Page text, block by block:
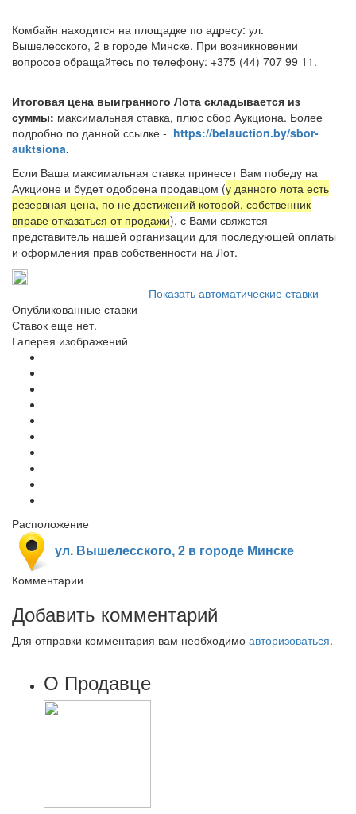
Комбайн находится на площадке по адресу: ул.
Вышелесского, 2 в городе Минске. При возникновении
вопросов обращайтесь по телефону: +375 (44) 707 99 11.
Итоговая цена выигранного Лота складывается из
суммы: максимальная ставка, плюс сбор Аукциона. Более
подробно по данной ссылке - https://belauction.by/sbor-
auktsiona.
Если Ваша максимальная ставка принесет Вам победу на
Аукционе и будет одобрена продавцом (у данного лота есть
резервная цена, по не достижений которой, собственник
вправе отказаться от продажи), с Вами свяжется
представитель нашей организации для последующей оплаты
и оформления прав собственности на Лот.
Показать автоматические ставки
Опубликованные ставки
Ставок еще нет.
Галерея изображений
Расположение
ул. Вышелесского, 2 в городе Минске
Комментарии
Добавить комментарий
Для отправки комментария вам необходимо авторизоваться.
О Продавце